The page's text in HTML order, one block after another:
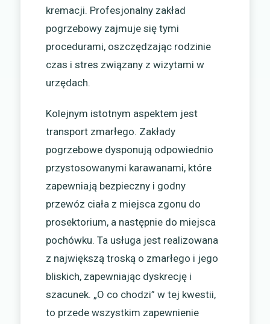
kremacji. Profesjonalny zakład
pogrzebowy zajmuje się tymi
procedurami, oszczędzając rodzinie
czas i stres związany z wizytami w
urzędach.
Kolejnym istotnym aspektem jest
transport zmarłego. Zakłady
pogrzebowe dysponują odpowiednio
przystosowanymi karawanami, które
zapewniają bezpieczny i godny
przewóz ciała z miejsca zgonu do
prosektorium, a następnie do miejsca
pochówku. Ta usługa jest realizowana
z największą troską o zmarłego i jego
bliskich, zapewniając dyskrecję i
szacunek. „O co chodzi” w tej kwestii,
to przede wszystkim zapewnienie